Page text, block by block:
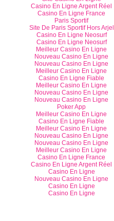
Casino En Ligne Argent Réel
Casino En Ligne France
Paris Sportif
Site De Paris Sportif Hors Arjel
Casino En Ligne Neosurf
Casino En Ligne Neosurf
Meilleur Casino En Ligne
Nouveau Casino En Ligne
Nouveau Casino En Ligne
Meilleur Casino En Ligne
Casino En Ligne Fiable
Meilleur Casino En Ligne
Nouveau Casino En Ligne
Nouveau Casino En Ligne
Poker App
Meilleur Casino En Ligne
Casino En Ligne Fiable
Meilleur Casino En Ligne
Nouveau Casino En Ligne
Nouveau Casino En Ligne
Meilleur Casino En Ligne
Casino En Ligne France
Casino En Ligne Argent Réel
Casino En Ligne
Nouveau Casino En Ligne
Casino En Ligne
Casino En Ligne